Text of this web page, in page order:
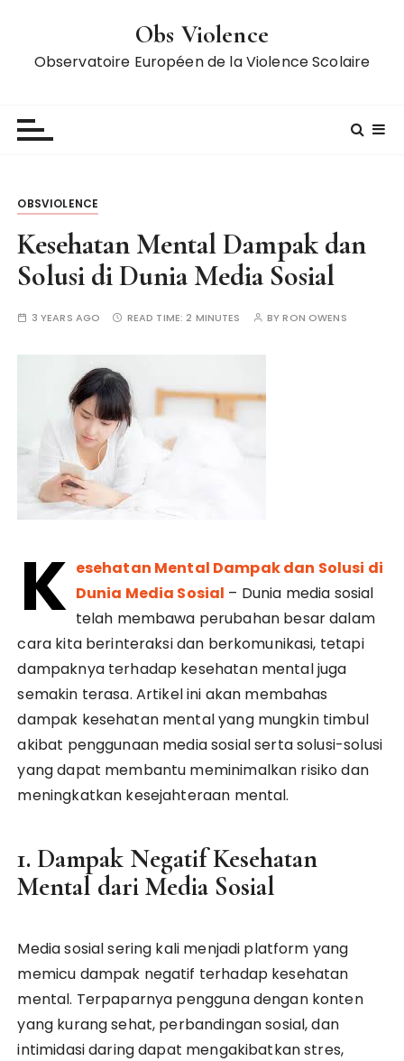
Obs Violence
Observatoire Européen de la Violence Scolaire
OBSVIOLENCE
Kesehatan Mental Dampak dan
Solusi di Dunia Media Sosial
3 YEARS AGO READ TIME:2 MINUTES BYRON OWENS
K esehatan Mental Dampak dan Solusi di
Dunia Media Sosial – Dunia media sosial
telah membawa perubahan besar dalam
cara kita berinteraksi dan berkomunikasi, tetapi
dampaknya terhadap kesehatan mental juga
semakin terasa. Artikel ini akan membahas
dampak kesehatan mental yang mungkin timbul
akibat penggunaan media sosial serta solusi-solusi
yang dapat membantu meminimalkan risiko dan
meningkatkan kesejahteraan mental.
1. Dampak Negatif Kesehatan
Mental dari Media Sosial
Media sosial sering kali menjadi platform yang
memicu dampak negatif terhadap kesehatan
mental. Terpaparnya pengguna dengan konten
yang kurang sehat, perbandingan sosial, dan
intimidasi daring dapat mengakibatkan stres,